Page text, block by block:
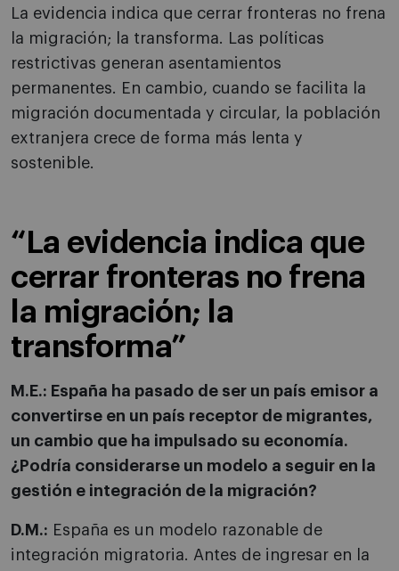
La evidencia indica que cerrar fronteras no frena
la migración; la transforma. Las políticas
restrictivas generan asentamientos
permanentes. En cambio, cuando se facilita la
migración documentada y circular, la población
extranjera crece de forma más lenta y
sostenible.
“La evidencia indica que
cerrar fronteras no frena
la migración; la
transforma”
M.E.: España ha pasado de ser un país emisor a
convertirse en un país receptor de migrantes,
un cambio que ha impulsado su economía.
¿Podría considerarse un modelo a seguir en la
gestión e integración de la migración?
D.M.: España es un modelo razonable de
integración migratoria. Antes de ingresar en la